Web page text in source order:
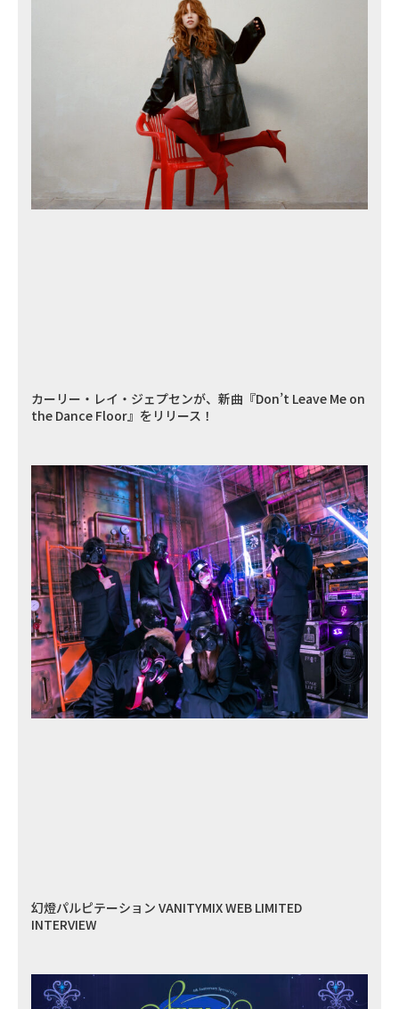
カーリー・レイ・ジェプセンが、新曲『Don’t Leave Me on
the Dance Floor』をリリース！
幻燈パルピテーション VANITYMIX WEB LIMITED
INTERVIEW